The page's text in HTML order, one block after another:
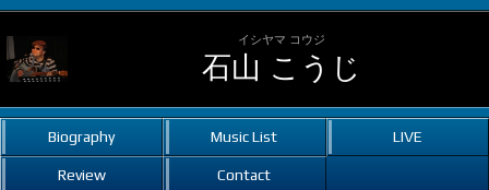
イシヤマ コウジ
石山 こうじ
Biography Music List LIVE
Review Contact